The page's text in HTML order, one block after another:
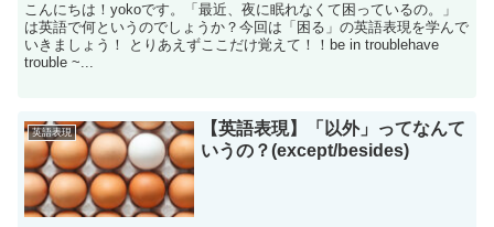
こんにちは！yokoです。「最近、夜に眠れなくて困っているの。」
は英語で何というのでしょうか？今回は「困る」の英語表現を学んで
いきましょう！ とりあえずここだけ覚えて！！be in troublehave
trouble ~...
英語表現
【英語表現】「以外」ってなんて
いうの？(except/besides)